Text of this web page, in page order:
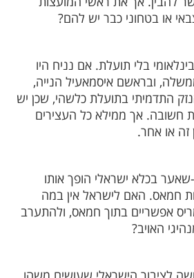
או בטחוני כבר יש להם?
בלי תועלת. אם נניח היו
ובראשם איסמאעיל הנייה,
התדמיתי בתועלת כלשהי, שכן יש
חשובה. אך ממילא כל העצירים
זה או אחר.
בכלא ישראלי הופך אותו
חמאס. האם לישראל אין במה
אפשריים בתוך חמאס, ולהתערב
האויב?